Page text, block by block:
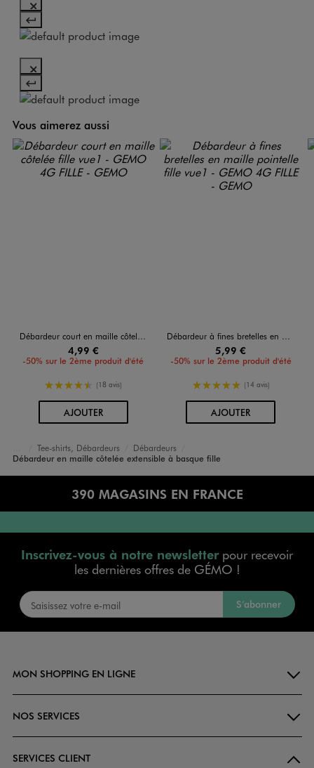
Vous aimerez aussi
Débardeur court en maille côtelée fille
4,99 €
-50% sur le 2ème produit d'été
4.5/5 de moyenne
(18 avis)
AJOUTERAU PANIER
Débardeur à fines bretelles en maille pointelle fille
5,99 €
-50% sur le 2ème produit d'été
5/5 de moyenne
(14 avis)
AJOUTERAU PANIER
Accueil
Fille
Vêtements
Tee-shirts, Débardeurs
Débardeurs
Débardeur en maille côtelée extensible à basque fille
390 MAGASINS EN FRANCE
Inscrivez-vous à notre newsletterpour recevoir
les dernières offres de GÉMO !
S’abonner
MON SHOPPING EN LIGNE
NOS SERVICES
SERVICES CLIENT